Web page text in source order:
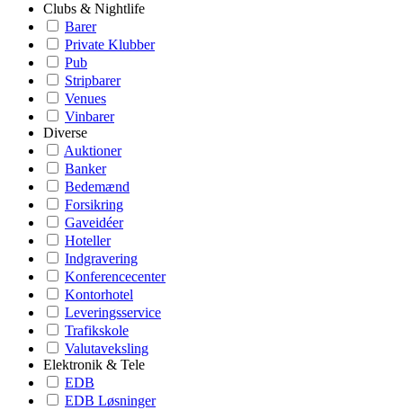
Clubs & Nightlife
Barer
Private Klubber
Pub
Stripbarer
Venues
Vinbarer
Diverse
Auktioner
Banker
Bedemænd
Forsikring
Gaveidéer
Hoteller
Indgravering
Konferencecenter
Kontorhotel
Leveringsservice
Trafikskole
Valutaveksling
Elektronik & Tele
EDB
EDB Løsninger